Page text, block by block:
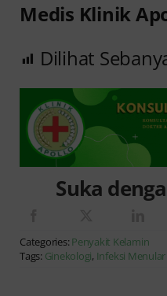
Medis Klinik
Dilihat
Suka
Categories: Penyakit Kelamin
Tags: Ginekologi, Infeksi Menular